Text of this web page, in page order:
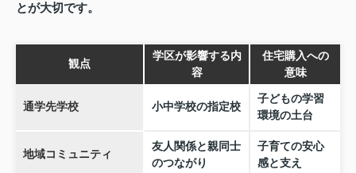
とが大切です。
観点
学区が影響する内
容
住宅購入への
意味
通学先学校 小中学校の指定校
子どもの学習
環境の土台
地域コミュニティ
友人関係と親同士
のつながり
子育ての安心
感と支え